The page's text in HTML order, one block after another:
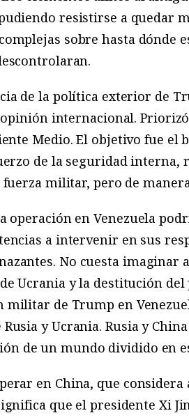
resistirse a quedar
sobre hasta
de la política exterior de
internacional.
Medio. El objetivo fue el
de la seguridad interna,
militar, pero de
operación en Venezuela
a intervenir en sus
No cuesta
Ucrania y la destitución
militar de Trump en
y Ucrania. Rusia y
de un mundo dividido en
en China, que
que el presidente Xi